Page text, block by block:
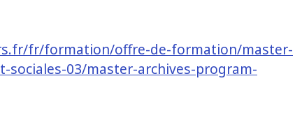
fr/formation/offre-de-formation/master-
sociales-03/master-archives-program-